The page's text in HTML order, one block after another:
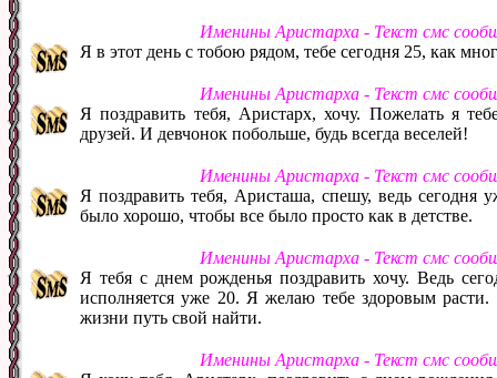
Именины Аристарха - Текст смс
Я в этот день с тобою рядом, тебе сегодня 25, как
Именины Аристарха - Текст смс
Я поздравить тебя, Аристарх, хочу. Пожелать я
друзей. И девчонок побольше, будь всегда веселей!
Именины Аристарха - Текст смс
Я поздравить тебя, Аристаша, спешу, ведь сегодня
было хорошо, чтобы все было просто как в детстве.
Именины Аристарха - Текст смс
Я тебя с днем рожденья поздравить хочу. Ведь
исполняется уже 20. Я желаю тебе здоровым
жизни путь свой найти.
Именины Аристарха - Текст смс